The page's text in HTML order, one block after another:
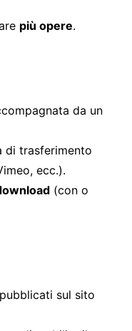
più opere.
da un
di trasferimento
ecc.).
(con o
sul sito